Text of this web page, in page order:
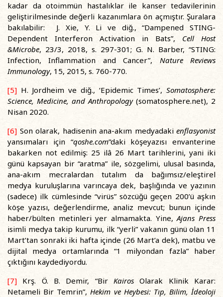
kadar da otoimmün hastalıklar ile kanser tedavilerinin
geliştirilmesinde değerli kazanımlara ön açmıştır. Şuralara
bakılabilir: J. Xie, Y. Li ve diğ., “Dampened STING-
Dependent Interferon Activation in Bats”, Cell Host
&Microbe, 23/3, 2018, s. 297-301; G. N. Barber, “STING:
Infection, Inflammation and Cancer”, Nature Reviews
Immunology, 15, 2015, s. 760-770.
[5] H. Jordheim ve diğ., ‘Epidemic Times’, Somatosphere:
Science, Medicine, and Anthropology(somatosphere.net), 2
Nisan 2020.
[6] Son olarak, hadisenin ana-akım medyadaki enflasyonist
yansımaları için “qoshe.com”daki köşeyazısı envanterine
bakarken not edilmiş: 25 ilâ 26 Mart tarihlerini, yani iki
günü kapsayan bir “aratma” ile, sözgelimi, ulusal basında,
ana-akım mecralardan tutalım da bağımsız/eleştirel
medya kuruluşlarına varıncaya dek, başlığında ve yazının
(sadece) ilk cümlesinde “virüs” sözcüğü geçen 200’ü aşkın
köşe yazısı, değerlendirme, analiz mevcut; bunun içinde
haber/bülten metinleri yer almamakta. Yine,Ajans Press
isimli medya takip kurumu, ilk “yerli” vakanın günü olan 11
Mart’tan sonraki iki hafta içinde (26 Mart’a dek), matbu ve
dijital medya ortamlarında “1 milyondan fazla” haber
çıktığını kaydediyordu.
[7] Krş. Ö. B. Demir, “Bir Kairos Olarak Klinik Karar:
Netameli Bir Temrin”,Hekim ve Heybesi: Tıp, Bilim, İdeoloji